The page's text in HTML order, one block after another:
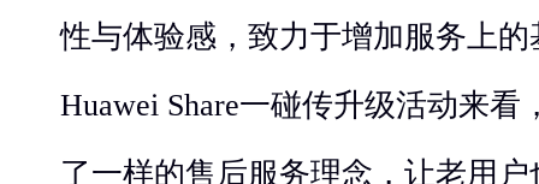
性与体验感，致力于增加服务上
Huawei Share一碰传升级活动来看
了一样的售后服务理念，让老用